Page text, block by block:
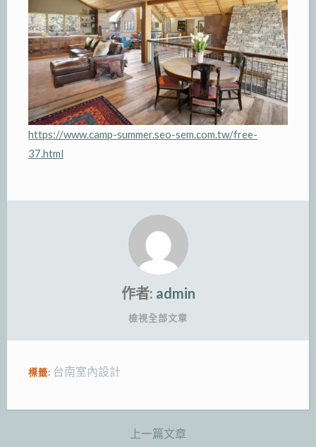
https://www.camp-summer.seo-sem.com.tw/free-
37.html
作者: admin
檢視全部文章
標籤: 台南室內設計
上一篇文章